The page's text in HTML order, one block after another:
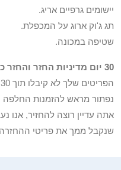
יישומים גרפיים אריג.
תג ג'וק ארוג על המכפלת.
שטיפה במכונה.
30 יום מדיניות החזר והחזר כספי
נפתור מראש להזמנות החלפה
אתה עדיין רוצה להחזיר, אנו
שנקבל ממך את פריטי